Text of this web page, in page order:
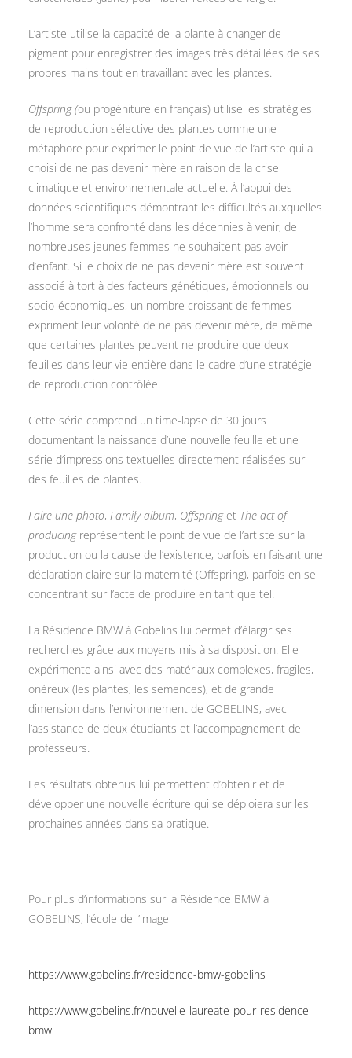
L’artiste utilise la capacité de la plante à changer de
pigment pour enregistrer des images très détaillées de ses
propres mains tout en travaillant avec les plantes.
Offspring (ou progéniture en français) utilise les stratégies
de reproduction sélective des plantes comme une
métaphore pour exprimer le point de vue de l’artiste qui a
choisi de ne pas devenir mère en raison de la crise
climatique et environnementale actuelle. À l’appui des
données scientifiques démontrant les difficultés auxquelles
l’homme sera confronté dans les décennies à venir, de
nombreuses jeunes femmes ne souhaitent pas avoir
d’enfant. Si le choix de ne pas devenir mère est souvent
associé à tort à des facteurs génétiques, émotionnels ou
socio-économiques, un nombre croissant de femmes
expriment leur volonté de ne pas devenir mère, de même
que certaines plantes peuvent ne produire que deux
feuilles dans leur vie entière dans le cadre d’une stratégie
de reproduction contrôlée.
Cette série comprend un time-lapse de 30 jours
documentant la naissance d’une nouvelle feuille et une
série d’impressions textuelles directement réalisées sur
des feuilles de plantes.
Faire une photo, Family album, Offspring et The act of
producing représentent le point de vue de l’artiste sur la
production ou la cause de l’existence, parfois en faisant une
déclaration claire sur la maternité (Offspring), parfois en se
concentrant sur l’acte de produire en tant que tel.
La Résidence BMW à Gobelins lui permet d’élargir ses
recherches grâce aux moyens mis à sa disposition. Elle
expérimente ainsi avec des matériaux complexes, fragiles,
onéreux (les plantes, les semences), et de grande
dimension dans l’environnement de GOBELINS, avec
l’assistance de deux étudiants et l’accompagnement de
professeurs.
Les résultats obtenus lui permettent d’obtenir et de
développer une nouvelle écriture qui se déploiera sur les
prochaines années dans sa pratique.
Pour plus d’informations sur la Résidence BMW à
GOBELINS, l’école de l’image
https://www.gobelins.fr/residence-bmw-gobelins
https://www.gobelins.fr/nouvelle-laureate-pour-residence-
bmw